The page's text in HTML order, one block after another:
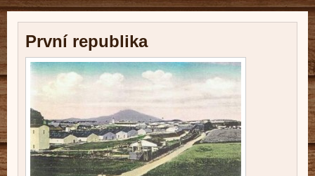
První republika